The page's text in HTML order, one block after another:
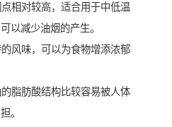
相对较高，适合用于中低温
以减少油烟的产生。
风味，可以为食物增添浓郁
脂肪酸结构比较容易被人体
。